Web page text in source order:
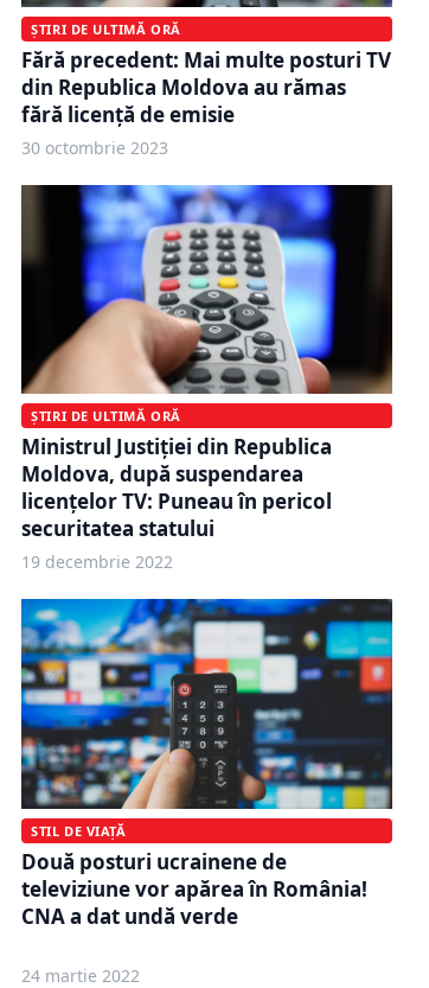
ȘTIRI DE ULTIMĂ ORĂ
Fără precedent: Mai multe posturi TV
din Republica Moldova au rămas
fără licență de emisie
30 octombrie 2023
ȘTIRI DE ULTIMĂ ORĂ
Ministrul Justiției din Republica
Moldova, după suspendarea
licențelor TV: Puneau în pericol
securitatea statului
19 decembrie 2022
STIL DE VIAȚĂ
Două posturi ucrainene de
televiziune vor apărea în România!
CNA a dat undă verde
24 martie 2022